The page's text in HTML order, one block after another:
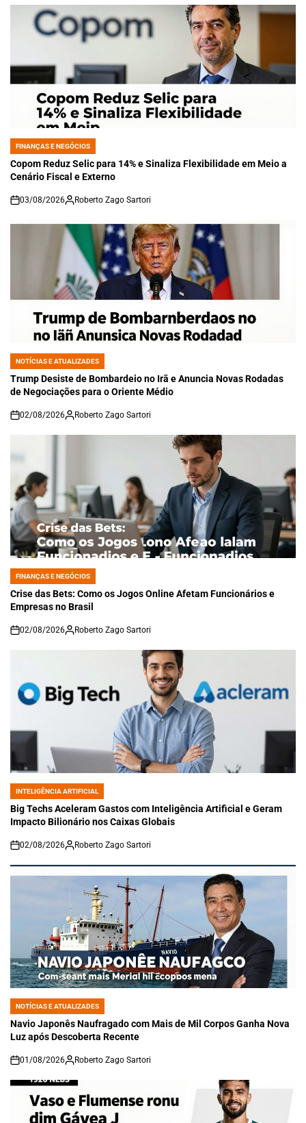
POSTED
IN
FINANÇAS E NEGÓCIOS
Copom Reduz Selic para 14% e Sinaliza Flexibilidade em Meio a
Cenário Fiscal e Externo
on
03/08/2026 Roberto Zago Sartori
POSTED
IN
NOTÍCIAS E ATUALIZADES
Trump Desiste de Bombardeio no Irã e Anuncia Novas Rodadas
de Negociações para o Oriente Médio
on
02/08/2026 Roberto Zago Sartori
POSTED
IN
FINANÇAS E NEGÓCIOS
Crise das Bets: Como os Jogos Online Afetam Funcionários e
Empresas no Brasil
on
02/08/2026 Roberto Zago Sartori
POSTED
IN
INTELIGÊNCIA ARTIFICIAL
Big Techs Aceleram Gastos com Inteligência Artificial e Geram
Impacto Bilionário nos Caixas Globais
on
02/08/2026 Roberto Zago Sartori
POSTED
IN
NOTÍCIAS E ATUALIZADES
Navio Japonês Naufragado com Mais de Mil Corpos Ganha Nova
Luz após Descoberta Recente
on
01/08/2026 Roberto Zago Sartori